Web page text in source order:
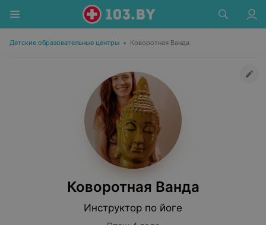
Детские образовательные центры • Коворотная Ванда
Коворотная Ванда
Инструктор по йоге